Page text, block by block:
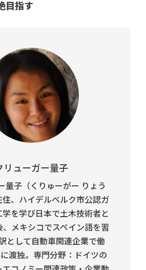
目指す
リューガー量子
量子（くりゅーがー りょう
住、ハイデルベルク市公認ガ
を学び日本で土木技術者と
、メキシコでスペイン語を習
として自動車関連企業で働
渡独。専門分野：ドイツの